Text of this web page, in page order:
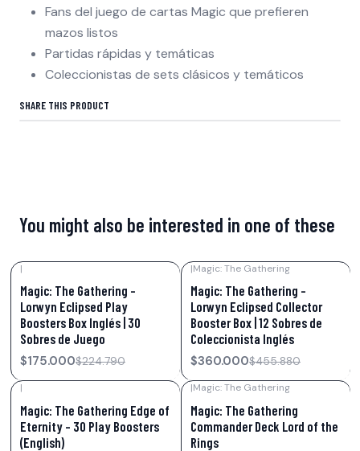
Fans del juego de cartas Magic que prefieren
mazos listos
Partidas rápidas y temáticas
Coleccionistas de sets clásicos y temáticos
SHARE THIS PRODUCT
You might also be interested in one of these
|
Magic: The Gathering –
Lorwyn Eclipsed Play
Boosters Box Inglés | 30
Sobres de Juego
$175.000$224.790
|Magic: The Gathering
Magic: The Gathering –
Lorwyn Eclipsed Collector
Booster Box | 12 Sobres de
Coleccionista Inglés
$360.000$455.880
|
Magic: The Gathering Edge of
Eternity – 30 Play Boosters
(English)
|Magic: The Gathering
Magic: The Gathering
Commander Deck Lord of the
Rings